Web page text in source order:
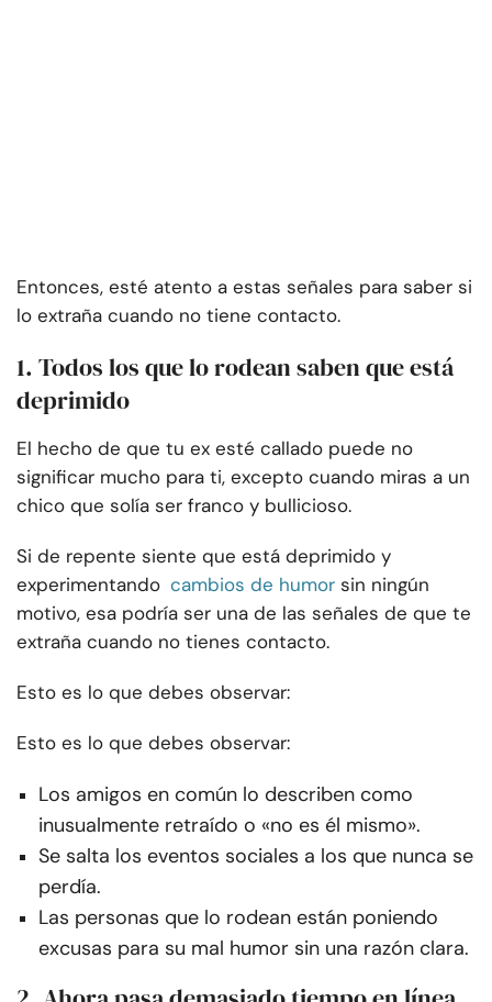
Entonces, esté atento a estas señales para saber si
lo extraña cuando no tiene contacto.
1. Todos los que lo rodean saben que está
deprimido
El hecho de que tu ex esté callado puede no
significar mucho para ti, excepto cuando miras a un
chico que solía ser franco y bullicioso.
Si de repente siente que está deprimido y
experimentando cambios de humor sin ningún
motivo, esa podría ser una de las señales de que te
extraña cuando no tienes contacto.
Esto es lo que debes observar:
Esto es lo que debes observar:
Los amigos en común lo describen como
inusualmente retraído o «no es él mismo».
Se salta los eventos sociales a los que nunca se
perdía.
Las personas que lo rodean están poniendo
excusas para su mal humor sin una razón clara.